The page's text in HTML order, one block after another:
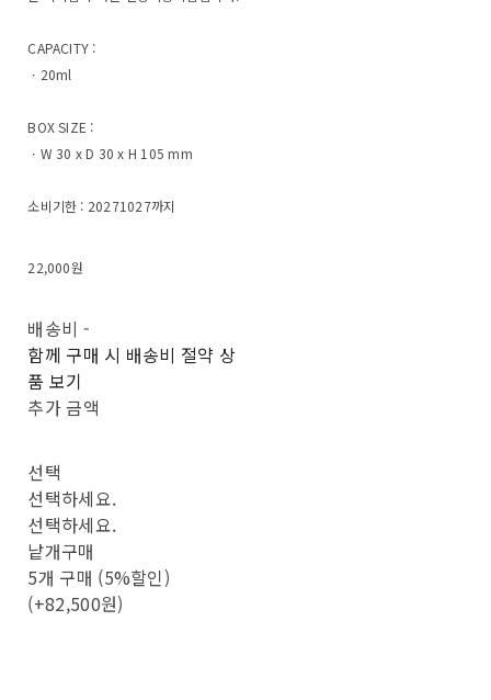
CAPACITY :
ㆍ20ml
BOX SIZE :
ㆍW 30 x D 30 x H 105 mm
소비기한 : 20271027까지
22,000원
배송비 -
함께 구매 시 배송비 절약 상
품 보기
추가 금액
선택
선택하세요.
선택하세요.
낱개구매
5개 구매 (5%할인)
(+82,500원)